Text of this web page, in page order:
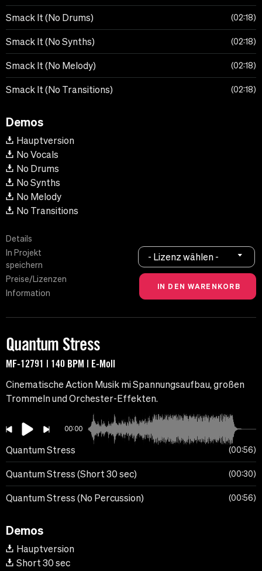
Smack It (No Drums) 02:18
Smack It (No Synths) 02:18
Smack It (No Melody) 02:18
Smack It (No Transitions) 02:18
Demos
Hauptversion
No Vocals
No Drums
No Synths
No Melody
No Transitions
Details
In Projekt
speichern
Preise/Lizenzen
Information
- Lizenz wählen -
Quantum Stress
MF-12791 | 140 BPM | E-Moll
Cinematische Action Musik mi Spannungsaufbau, großen
Trommeln und Orchester-Effekten.
00:00
Quantum Stress 00:56
Quantum Stress (Short 30 sec) 00:30
Quantum Stress (No Percussion) 00:56
Demos
Hauptversion
Short 30 sec